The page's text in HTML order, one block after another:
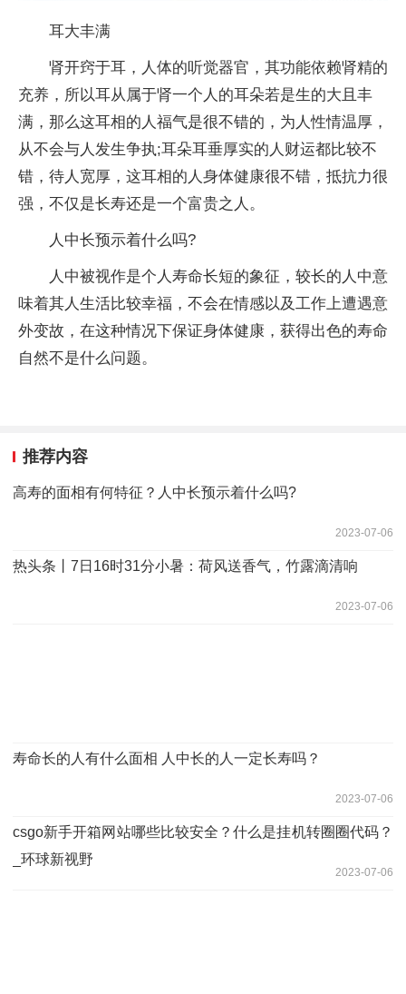
耳大丰满
肾开窍于耳，人体的听觉器官，其功能依赖肾精的
充养，所以耳从属于肾一个人的耳朵若是生的大且丰
满，那么这耳相的人福气是很不错的，为人性情温厚，
从不会与人发生争执;耳朵耳垂厚实的人财运都比较不
错，待人宽厚，这耳相的人身体健康很不错，抵抗力很
强，不仅是长寿还是一个富贵之人。
人中长预示着什么吗?
人中被视作是个人寿命长短的象征，较长的人中意
味着其人生活比较幸福，不会在情感以及工作上遭遇意
外变故，在这种情况下保证身体健康，获得出色的寿命
自然不是什么问题。
推荐内容
高寿的面相有何特征？人中长预示着什么吗?
2023-07-06
热头条丨7日16时31分小暑：荷风送香气，竹露滴清响
2023-07-06
寿命长的人有什么面相 人中长的人一定长寿吗？
2023-07-06
csgo新手开箱网站哪些比较安全？什么是挂机转圈圈代码？
_环球新视野
2023-07-06